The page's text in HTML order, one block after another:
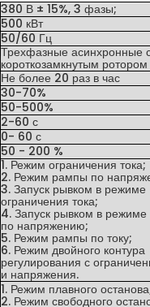
380 В ± 15%, 3 фазы;
500 кВт
50/60 Гц
Трехфазные асинхронные
короткозамкнутым ротором
Не более 20 раз в час
30-70%
50-500%
2-60 с
0- 60 с
50 - 200 %
1. Режим ограничения тока;
2. Режим рампы по
3. Запуск рывком в режиме
ограничения тока;
4. Запуск рывком в
по напряжению;
5. Режим рампы по току;
6. Режим двойного контура
регулирования с
и напряжения.
1. Режим плавного
2. Режим свободного